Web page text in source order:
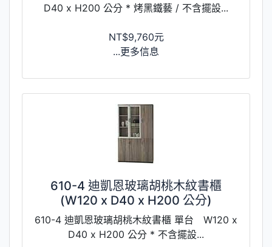
D40 x H200 公分 * 烤黑鐵藝 / 不含擺設...
NT$9,760元
...更多信息
610-4 迪凱恩玻璃胡桃木紋書櫃
(W120 x D40 x H200 公分)
610-4 迪凱恩玻璃胡桃木紋書櫃 單台 W120 x
D40 x H200 公分 * 不含擺設...